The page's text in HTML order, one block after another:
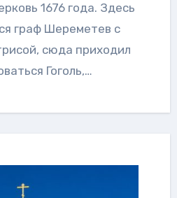
1676 года. Здесь
граф Шереметев с
сюда приходил
Гоголь,…